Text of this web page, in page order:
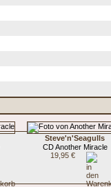
Steve'n'Seagulls
CD Another Miracle
19,95 €